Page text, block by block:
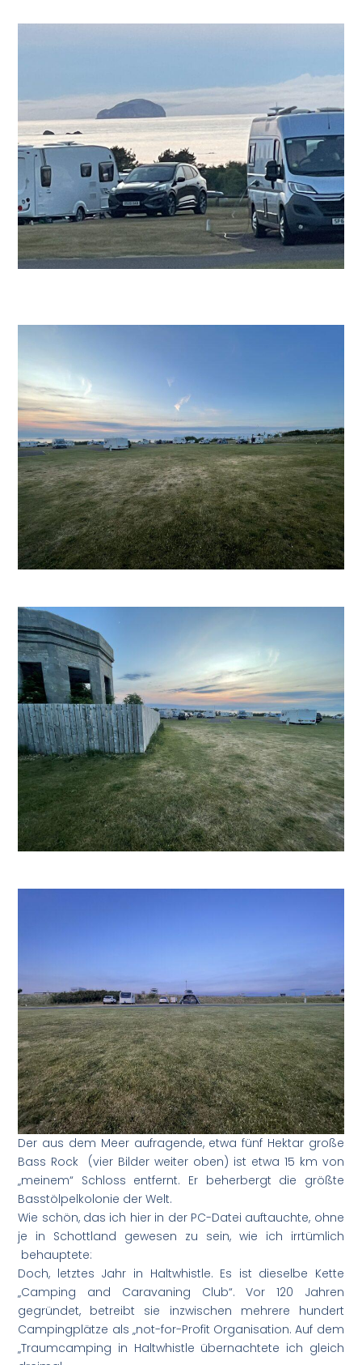
Der aus dem Meer aufragende, etwa fünf Hektar große
Bass Rock (vier Bilder weiter oben) ist etwa 15 km von
„meinem“ Schloss entfernt. Er beherbergt die größte
Basstölpelkolonie der Welt.
Wie schön, das ich hier in der PC-Datei auftauchte, ohne
je in Schottland gewesen zu sein, wie ich irrtümlich
behauptete:
Doch, letztes Jahr in Haltwhistle. Es ist dieselbe Kette
„Camping and Caravaning Club“. Vor 120 Jahren
gegründet, betreibt sie inzwischen mehrere hundert
Campingplätze als „not-for-Profit Organisation. Auf dem
„Traumcamping in Haltwhistle übernachtete ich gleich